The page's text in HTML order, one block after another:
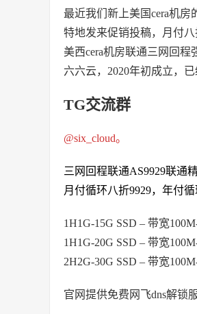
最近我们新上美国cera机房
特地发来促销投稿，月付八
美西cera机房联通三网回程
六六云，2020年初成立，
TG交流群
@six_cloud。
三网回程联通AS9929联通
月付循环八折9929，年付循
1H1G-15G SSD – 带宽
1H1G-20G SSD – 带宽
2H2G-30G SSD – 带宽
官网提供免费网飞dns解锁